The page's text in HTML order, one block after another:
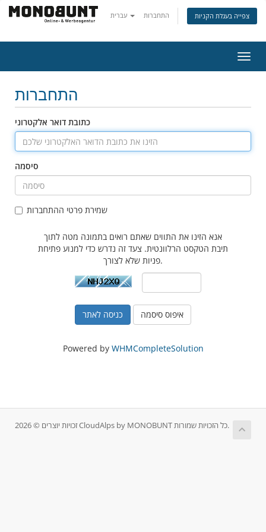
התחברות צפייה בעגלת הקניות
ניווט
התחברות
כתובת דואר אלקטרוני
סיסמה
שמירת פרטי ההתחברות
אנא הזינו את התווים שאתם רואים בתמונה מטה לתוך
תיבת הטקסט הרלוונטית. צעד זה נדרש כדי למנוע פתיחת
פניות שלא לצורך.
איפוס סיסמה
Powered by WHMCompleteSolution
זכויות יוצרים © 2026 CloudAlps by MONOBUNT כל הזכויות שמורות.